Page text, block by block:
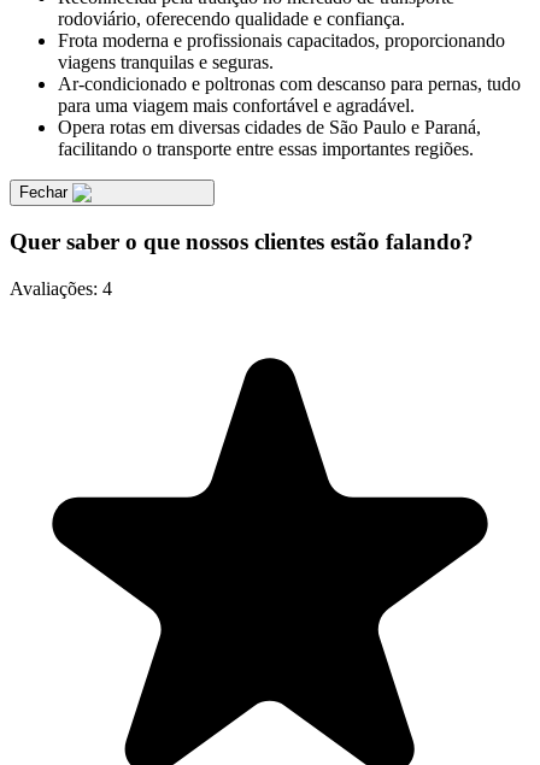
rodoviário, oferecendo qualidade e confiança.
Frota moderna e profissionais capacitados, proporcionando
viagens tranquilas e seguras.
Ar-condicionado e poltronas com descanso para pernas, tudo
para uma viagem mais confortável e agradável.
Opera rotas em diversas cidades de São Paulo e Paraná,
facilitando o transporte entre essas importantes regiões.
Fechar
Quer saber o que nossos clientes estão falando?
Avaliações: 4